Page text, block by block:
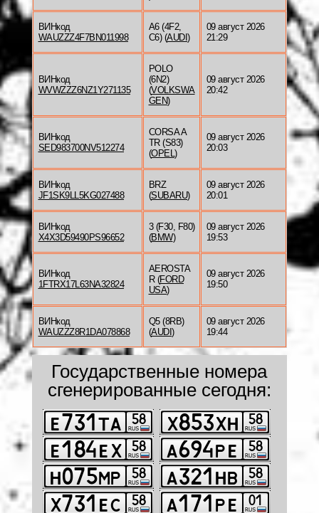
ВИНкод
WAUZZZ4F7BN011998
A6 (4F2,
C6) (AUDI )
09 август 2026
21:29
ВИНкод
WVWZZZ6NZ1Y271135
POLO
(6N2)
(VOLKSWA
GEN)
09 август 2026
20:42
ВИНкод
SED983700NV512274
CORSA A
TR (S83)
(OPEL)
09 август 2026
20:03
ВИНкод
JF1SK9LL5KG027488
BRZ
(SUBARU)
09 август 2026
20:01
ВИНкод
X4X3D59490PS96652
3 (F30, F80)
(BMW)
09 август 2026
19:53
ВИНкод
1FTRX17L63NA32824
AEROSTA
R (FORD
USA)
09 август 2026
19:50
ВИНкод
WAUZZZ8R1DA078868
Q5 (8RB)
(AUDI )
09 август 2026
19:44
Государственные номера
сгенерированные сегодня: